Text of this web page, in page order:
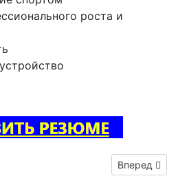
роста и
ПО вакансия КарабановоСледующий:
Вперед